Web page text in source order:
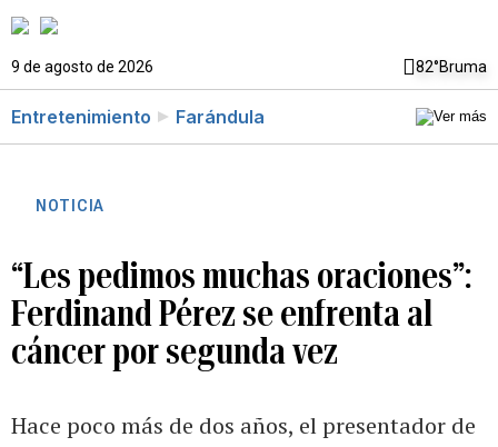
9 de agosto de 2026 82°Bruma
Entretenimiento Farándula
NOTICIA
“Les pedimos muchas oraciones”:
Ferdinand Pérez se enfrenta al
cáncer por segunda vez
Hace poco más de dos años, el presentador de